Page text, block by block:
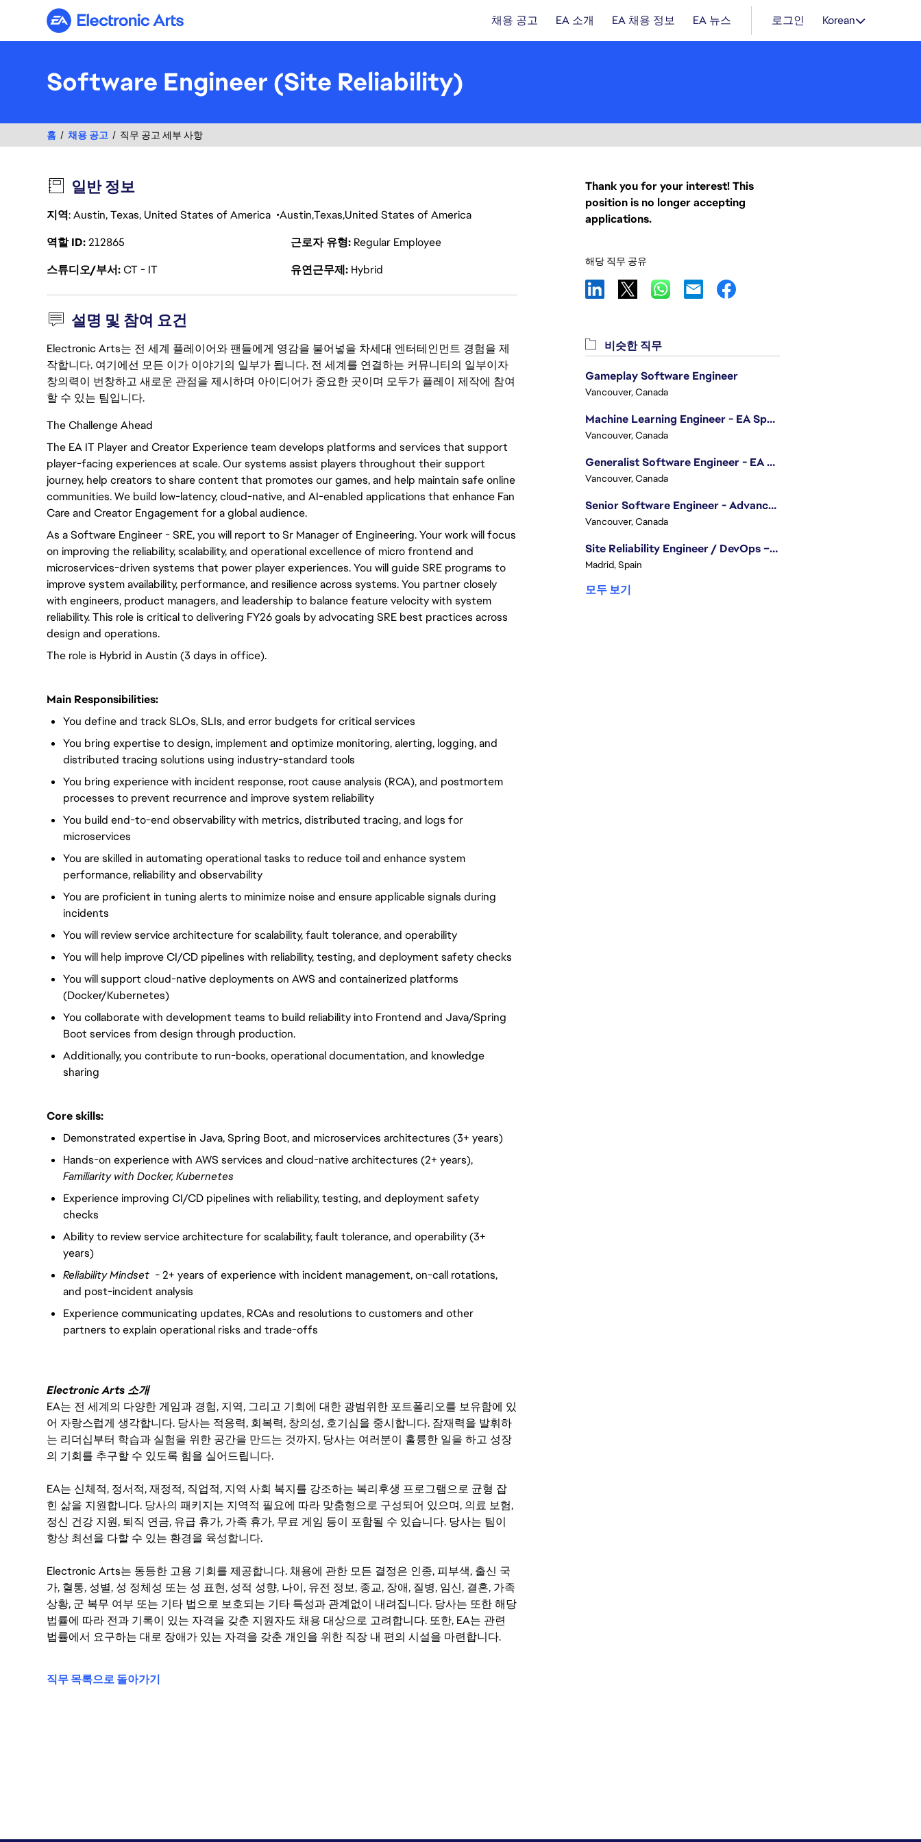
Electronic Arts 채용 공고 EA 소개 EA 채용 정보 EA 뉴스 로그인 Korean
Software Engineer (Site Reliability)
홈 채용 공고 직무 공고 세부 사항
일반 정보
지역: Austin, Texas, United States of America AustinTexas United States of America
역할 ID212865 근로자 유형 Regular Employee
스튜디오/부서CT - IT 유연근무제 Hybrid
설명 및 참여 요건
Electronic Arts는 전 세계 플레이어와 팬들에게 영감을 불어넣을 차세대 엔터테인먼트 경험을 제
작합니다. 여기에선 모든 이가 이야기의 일부가 됩니다. 전 세계를 연결하는 커뮤니티의 일부이자
창의력이 번창하고 새로운 관점을 제시하며 아이디어가 중요한 곳이며 모두가 플레이 제작에 참여
할 수 있는 팀입니다.
The Challenge Ahead
The EA IT Player and Creator Experience team develops platforms and services that support
player-facing experiences at scale. Our systems assist players throughout their support
journey, help creators to share content that promotes our games, and help maintain safe online
communities. We build low-latency, cloud-native, and AI-enabled applications that enhance Fan
Care and Creator Engagement for a global audience.
As a Software Engineer - SRE, you will report to Sr Manager of Engineering. Your work will focus
on improving the reliability, scalability, and operational excellence of micro frontend and
microservices-driven systems that power player experiences. You will guide SRE programs to
improve system availability, performance, and resilience across systems. You partner closely
with engineers, product managers, and leadership to balance feature velocity with system
reliability. This role is critical to delivering FY26 goals by advocating SRE best practices across
design and operations.
The role is Hybrid in Austin (3 days in office).
Main Responsibilities:
You define and track SLOs, SLIs, and error budgets for critical services
You bring expertise to design, implement and optimize monitoring, alerting, logging, and
distributed tracing solutions using industry-standard tools
You bring experience with incident response, root cause analysis (RCA), and postmortem
processes to prevent recurrence and improve system reliability
You build end-to-end observability with metrics, distributed tracing, and logs for
microservices
You are skilled in automating operational tasks to reduce toil and enhance system
performance, reliability and observability
You are proficient in tuning alerts to minimize noise and ensure applicable signals during
incidents
You will review service architecture for scalability, fault tolerance, and operability
You will help improve CI/CD pipelines with reliability, testing, and deployment safety checks
You will support cloud-native deployments on AWS and containerized platforms
(Docker/Kubernetes)
You collaborate with development teams to build reliability into Frontend and Java/Spring
Boot services from design through production.
Additionally, you contribute to run-books, operational documentation, and knowledge
sharing
Core skills:
Demonstrated expertise in Java, Spring Boot, and microservices architectures (3+ years)
Hands-on experience with AWS services and cloud-native architectures (2+ years),
Familiarity with Docker, Kubernetes
Experience improving CI/CD pipelines with reliability, testing, and deployment safety
checks
Ability to review service architecture for scalability, fault tolerance, and operability (3+
years)
Reliability Mindset -2+ years of experience with incident management, on-call rotations,
and post-incident analysis
Experience communicating updates, RCAs and resolutions to customers and other
partners to explain operational risks and trade-offs
Electronic Arts 소개
EA는 전 세계의 다양한 게임과 경험, 지역, 그리고 기회에 대한 광범위한 포트폴리오를 보유함에 있
어 자랑스럽게 생각합니다. 당사는 적응력, 회복력, 창의성, 호기심을 중시합니다. 잠재력을 발휘하
는 리더십부터 학습과 실험을 위한 공간을 만드는 것까지, 당사는 여러분이 훌륭한 일을 하고 성장
의 기회를 추구할 수 있도록 힘을 실어드립니다.
EA는 신체적, 정서적, 재정적, 직업적, 지역 사회 복지를 강조하는 복리후생 프로그램으로 균형 잡
힌 삶을 지원합니다. 당사의 패키지는 지역적 필요에 따라 맞춤형으로 구성되어 있으며, 의료 보험,
정신 건강 지원, 퇴직 연금, 유급 휴가, 가족 휴가, 무료 게임 등이 포함될 수 있습니다. 당사는 팀이
항상 최선을 다할 수 있는 환경을 육성합니다.
Electronic Arts는 동등한 고용 기회를 제공합니다. 채용에 관한 모든 결정은 인종, 피부색, 출신 국
가, 혈통, 성별, 성 정체성 또는 성 표현, 성적 성향, 나이, 유전 정보, 종교, 장애, 질병, 임신, 결혼, 가족
상황, 군 복무 여부 또는 기타 법으로 보호되는 기타 특성과 관계없이 내려집니다. 당사는 또한 해당
법률에 따라 전과 기록이 있는 자격을 갖춘 지원자도 채용 대상으로 고려합니다. 또한, EA는 관련
법률에서 요구하는 대로 장애가 있는 자격을 갖춘 개인을 위한 직장 내 편의 시설을 마련합니다.
직무 목록으로 돌아가기
Thank you for your interest! This
position is no longer accepting
applications.
해당 직무 공유
비슷한 직무
Gameplay Software Engineer
Vancouver, Canada
Machine Learning Engineer - EA Sports FC
Vancouver, Canada
Generalist Software Engineer - EA Sports FC
Vancouver, Canada
Senior Software Engineer - Advanced Technology Group
Vancouver, Canada
Site Reliability Engineer / DevOps – Localization
Madrid, Spain
모두 보기